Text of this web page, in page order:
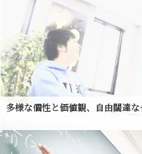
多様な個性と価値観、自由闊達